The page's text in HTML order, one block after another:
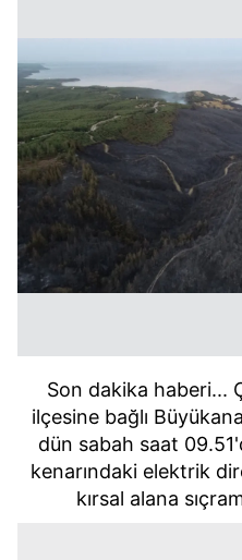
Son dakika haberi...
ilçesine bağlı
dün sabah saat
kenarındaki elektrik
kırsal alana